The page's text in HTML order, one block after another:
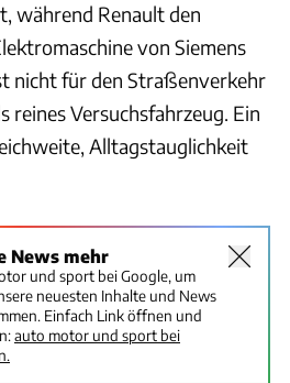
während Renault den
von Siemens
nicht für den Straßenverkehr
reines Versuchsfahrzeug. Ein
Alltagstauglichkeit
News mehr
und sport bei Google, um
neuesten Inhalte und News
Einfach Link öffnen und
auto motor und sport bei